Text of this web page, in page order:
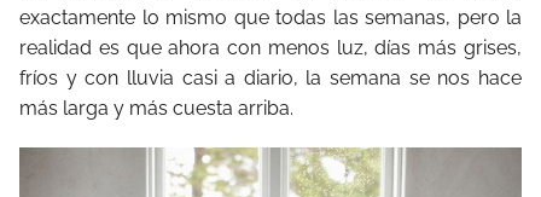
exactamente lo mismo que todas las semanas, pero la
realidad es que ahora con menos luz, días más grises,
fríos y con lluvia casi a diario, la semana se nos hace
más larga y más cuesta arriba.